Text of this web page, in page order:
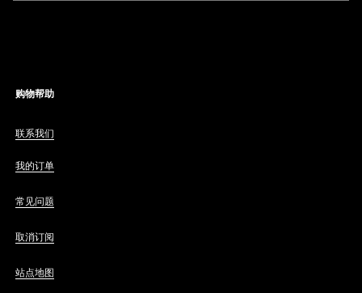
购物帮助
联系我们
我的订单
常见问题
取消订阅
站点地图